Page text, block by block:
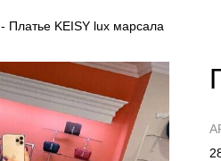
- Платье KEISY lux марсала